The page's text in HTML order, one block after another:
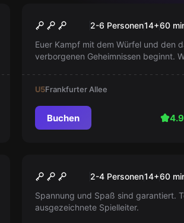
The Cube's Cabinet
2-6 Personen14+60
Euer Kampf mit dem Würfel und den
verborgenen Geheimnissen beginnt.
unmöglich!
U5Frankfurter Allee
Buchen 4.9
Neu
Puppenspieler
2-4 Personen14+60
Spannung und Spaß sind garantiert.
ausgezeichnete Spielleiter.